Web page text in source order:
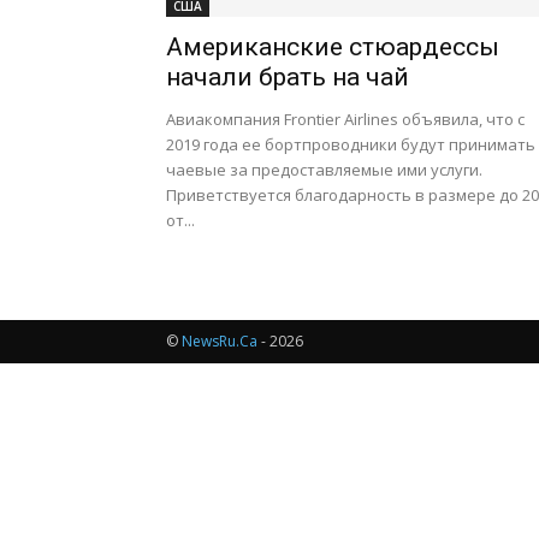
США
Американские стюардессы
начали брать на чай
Авиакомпания Frontier Airlines объявила, что с
2019 года ее бортпроводники будут принимать
чаевые за предоставляемые ими услуги.
Приветствуется благодарность в размере до
от...
© NewsRu.Ca - 2026